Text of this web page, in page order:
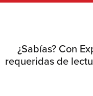
¿Sabías? Con
requeridas de